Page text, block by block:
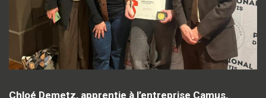
Chloé Demetz, apprentie à l’entreprise Camus,